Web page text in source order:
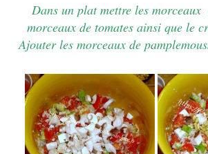
Dans un plat mettre les morceaux
morceaux de tomates ainsi que le
Ajouter les morceaux de